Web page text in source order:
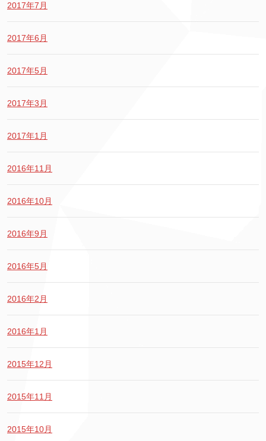
2017年7月
2017年6月
2017年5月
2017年3月
2017年1月
2016年11月
2016年10月
2016年9月
2016年5月
2016年2月
2016年1月
2015年12月
2015年11月
2015年10月